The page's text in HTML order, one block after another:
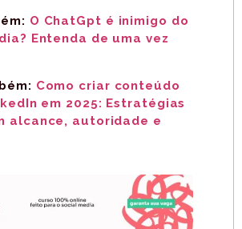
O ChatGpt é inimigo do
Entenda de uma vez
Como criar conteúdo
em 2025: Estratégias
alcance, autoridade e